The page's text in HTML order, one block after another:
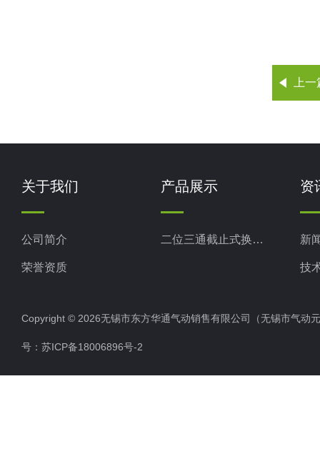
上
关于我们
公司简介
荣誉资质
产品展示
二位三通截止式换向阀
资
新
技
Copyright © 2026无锡市东方华通气动销售有限公司（无锡市气
号： 苏ICP备18006896号-2